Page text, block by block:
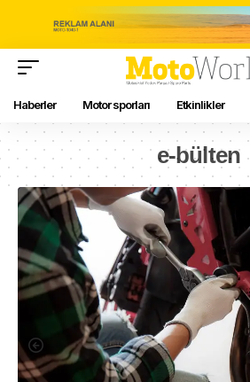
Haberler Motor sporları Etkinlikler
e-bülten